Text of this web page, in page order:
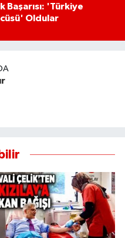
Başarısı: 'Türkiye
Oldular